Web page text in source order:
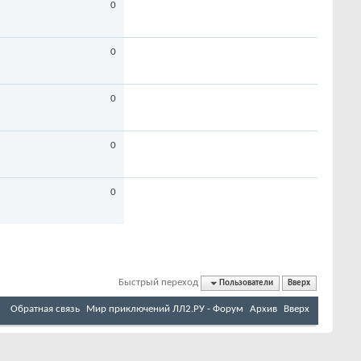
0
0
0
0
0
Быстрый переход Пользователи Вверх
Обратная связь Мир приключений ЛЛ2.РУ - Форум Архив Вверх